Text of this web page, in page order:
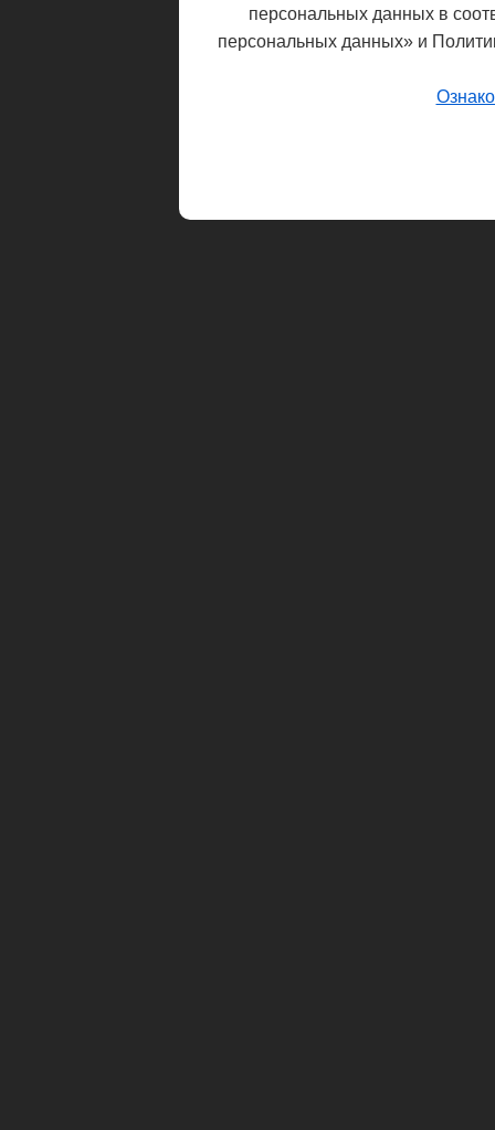
персональных данных в
персональных данных» и